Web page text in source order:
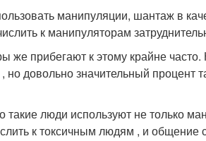
манипуляции, шантаж в
к манипуляторам
же прибегают к этому крайне
но довольно значительный процент
такие люди используют не только
к токсичным людям , и общение